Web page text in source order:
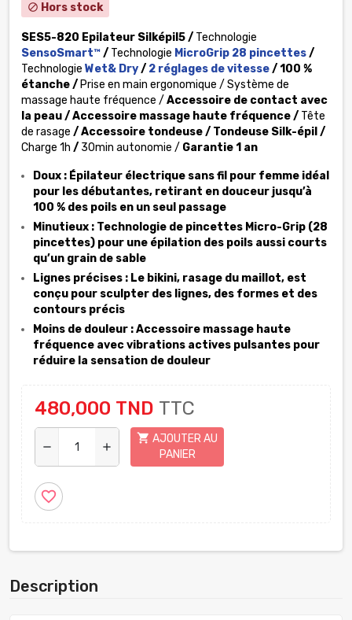
block Hors stock
SES5-820 Epilateur Silképil5 / Technologie
SensoSmart™/ Technologie MicroGrip 28 pincettes/
Technologie Wet& Dry/ 2 réglages de vitesse/100 %
étanche / Prise en main ergonomique / Système de
massage haute fréquence / Accessoire de contact avec
la peau /Accessoire massage haute fréquence / Tête
de rasage /Accessoire tondeuse / Tondeuse Silk-épil /
Charge 1h / 30min autonomie / Garantie 1 an
Doux : Épilateur électrique sans fil pour femme idéal
pour les débutantes, retirant en douceur jusqu’à
100 % des poils en un seul passage
Minutieux : Technologie de pincettes Micro-Grip (28
pincettes) pour une épilation des poils aussi courts
qu’un grain de sable
Lignes précises : Le bikini, rasage du maillot, est
conçu pour sculpter des lignes, des formes et des
contours précis
Moins de douleur : Accessoire massage haute
fréquence avec vibrations actives pulsantes pour
réduire la sensation de douleur
480,000 TND TTC
remove add
shopping_cart AJOUTER AU
PANIER
favorite_border
Description